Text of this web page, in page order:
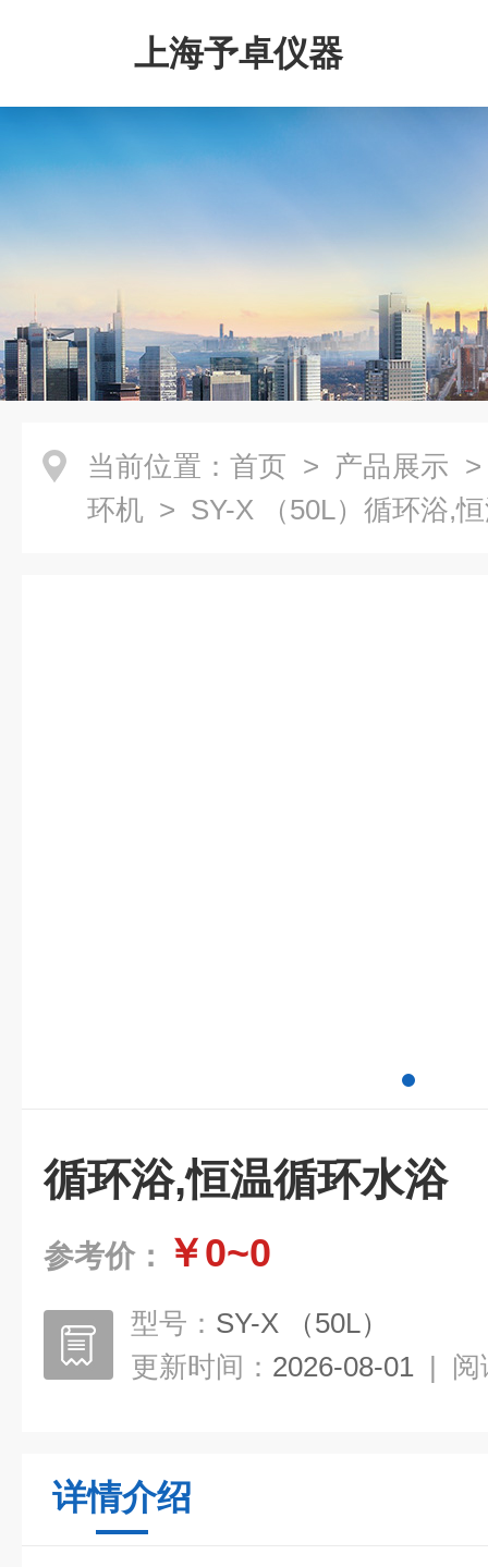
上海予卓仪器
当前位置： 首页 > 产品展示
环机 > SY-X （50L）循环浴,
循环浴,恒温循环水浴
参考价： ￥0~0
型号： SY-X （50L）
更新时间： 2026-08-01 | 阅
详情介绍